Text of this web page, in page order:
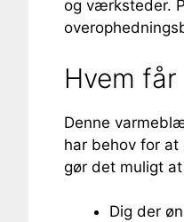
og værksteder.
Hvem
Denne
har behov for
gør det muligt
Dig der